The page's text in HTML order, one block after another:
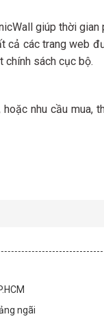
giúp thời
cả các trang web
chính sách cục bộ.
nhu cầu
ngãi